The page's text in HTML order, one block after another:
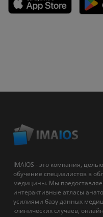
IMAIOS - это компания,
обучение специалистов в
медицины. Мы
интерактивные атласы
усилиями базу данных
клинических случаев,